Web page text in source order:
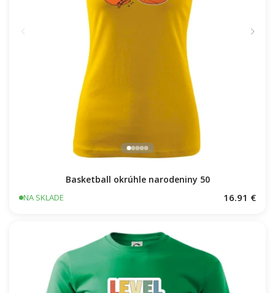
Basketball okrúhle narodeniny 50
NA SKLADE 16.91 €